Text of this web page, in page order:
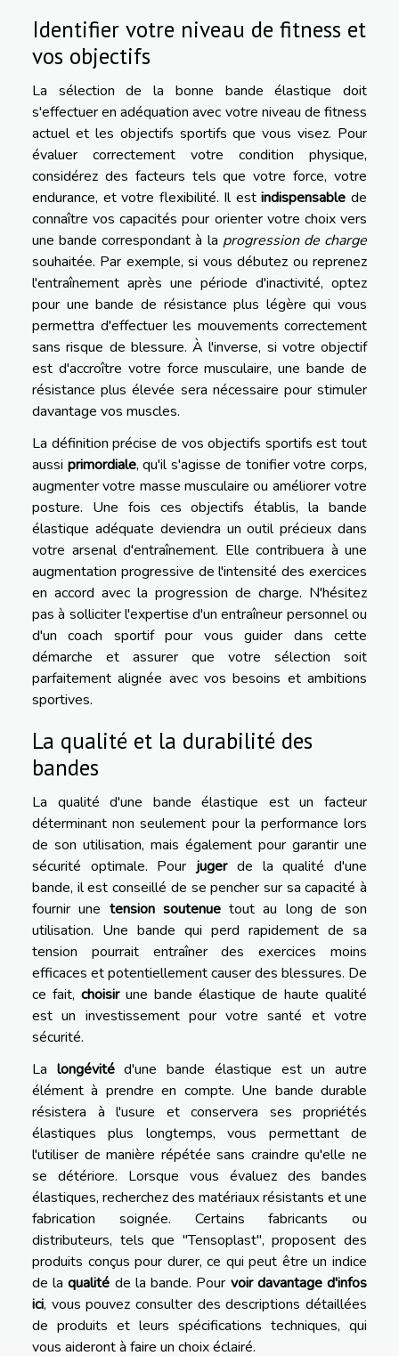
Identifier votre niveau de fitness et
vos objectifs
La sélection de la bonne bande élastique doit
s'effectuer en adéquation avec votre niveau de fitness
actuel et les objectifs sportifs que vous visez. Pour
évaluer correctement votre condition physique,
considérez des facteurs tels que votre force, votre
endurance, et votre flexibilité. Il estindispensable de
connaître vos capacités pour orienter votre choix vers
une bande correspondant à la progression de charge
souhaitée. Par exemple, si vous débutez ou reprenez
l'entraînement après une période d'inactivité, optez
pour une bande de résistance plus légère qui vous
permettra d'effectuer les mouvements correctement
sans risque de blessure. À l'inverse, si votre objectif
est d'accroître votre force musculaire, une bande de
résistance plus élevée sera nécessaire pour stimuler
davantage vos muscles.
La définition précise de vos objectifs sportifs est tout
aussi primordiale, qu'il s'agisse de tonifier votre corps,
augmenter votre masse musculaire ou améliorer votre
posture. Une fois ces objectifs établis, la bande
élastique adéquate deviendra un outil précieux dans
votre arsenal d'entraînement. Elle contribuera à une
augmentation progressive de l'intensité des exercices
en accord avec la progression de charge. N'hésitez
pas à solliciter l'expertise d'un entraîneur personnel ou
d'un coach sportif pour vous guider dans cette
démarche et assurer que votre sélection soit
parfaitement alignée avec vos besoins et ambitions
sportives.
La qualité et la durabilité des
bandes
La qualité d'une bande élastique est un facteur
déterminant non seulement pour la performance lors
de son utilisation, mais également pour garantir une
sécurité optimale. Pour jugerde la qualité d'une
bande, il est conseillé de se pencher sur sa capacité à
fournir une tension soutenuetout au long de son
utilisation. Une bande qui perd rapidement de sa
tension pourrait entraîner des exercices moins
efficaces et potentiellement causer des blessures. De
ce fait, choisirune bande élastique de haute qualité
est un investissement pour votre santé et votre
sécurité.
La longévitéd'une bande élastique est un autre
élément à prendre en compte. Une bande durable
résistera à l'usure et conservera ses propriétés
élastiques plus longtemps, vous permettant de
l'utiliser de manière répétée sans craindre qu'elle ne
se détériore. Lorsque vous évaluez des bandes
élastiques, recherchez des matériaux résistants et une
fabrication soignée. Certains fabricants ou
distributeurs, tels que "Tensoplast", proposent des
produits conçus pour durer, ce qui peut être un indice
de laqualité de la bande. Pour voir davantage d'infos
ici, vous pouvez consulter des descriptions détaillées
de produits et leurs spécifications techniques, qui
vous aideront à faire un choix éclairé.